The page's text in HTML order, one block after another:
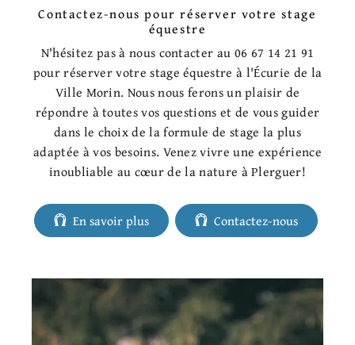
Contactez-nous pour réserver votre stage
équestre
N'hésitez pas à nous contacter au 06 67 14 21 91
pour réserver votre stage équestre à l'Écurie de la
Ville Morin. Nous nous ferons un plaisir de
répondre à toutes vos questions et de vous guider
dans le choix de la formule de stage la plus
adaptée à vos besoins. Venez vivre une expérience
inoubliable au cœur de la nature à Plerguer!
En savoir plus Contactez-nous